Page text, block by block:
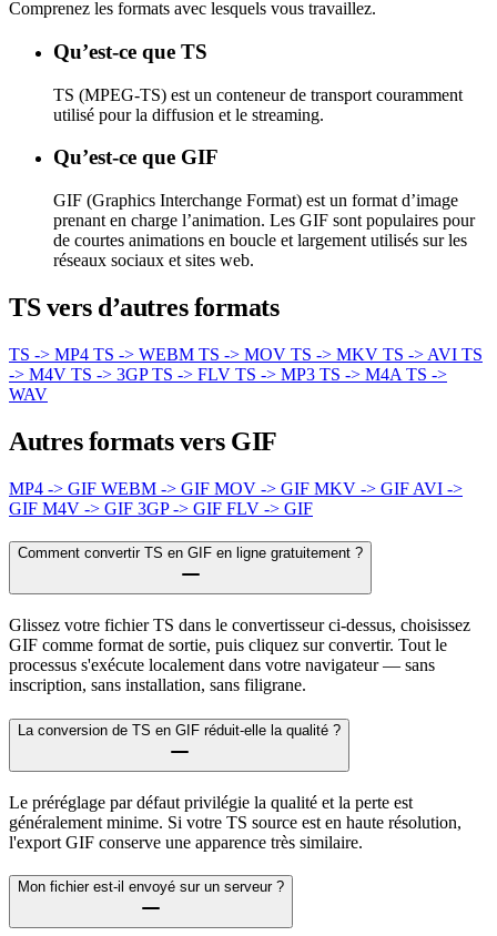
Comprenez les formats avec lesquels vous travaillez.
Qu’est-ce que TS
TS (MPEG-TS) est un conteneur de transport couramment
utilisé pour la diffusion et le streaming.
Qu’est-ce que GIF
GIF (Graphics Interchange Format) est un format d’image
prenant en charge l’animation. Les GIF sont populaires pour
de courtes animations en boucle et largement utilisés sur les
réseaux sociaux et sites web.
TS vers d’autres formats
TS -> MP4 TS -> WEBM TS -> MOV TS -> MKV TS -> AVI TS
-> M4V TS -> 3GPTS -> FLV TS -> MP3 TS -> M4A TS ->
WAV
Autres formats vers GIF
MP4 -> GIF WEBM -> GIF MOV -> GIF MKV -> GIF AVI ->
GIF M4V -> GIF 3GP -> GIF FLV -> GIF
Comment convertir TS en GIF en ligne gratuitement ?
Glissez votre fichier TS dans le convertisseur ci-dessus, choisissez
GIF comme format de sortie, puis cliquez sur convertir. Tout le
processus s'exécute localement dans votre navigateur — sans
inscription, sans installation, sans filigrane.
La conversion de TS en GIF réduit-elle la qualité ?
Le préréglage par défaut privilégie la qualité et la perte est
généralement minime. Si votre TS source est en haute résolution,
l'export GIF conserve une apparence très similaire.
Mon fichier est-il envoyé sur un serveur ?